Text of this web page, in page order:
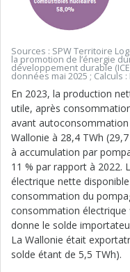
Sources : SPW Territoire
la promotion de l’énergie
développement durable
données mai 2025 ; Calculs :
En 2023, la production
utile, après
avant autoconsommation
Wallonie à 28,4 TWh
à accumulation par
11 % par rapport à 2022.
électrique nette
consommation du
consommation électrique
donne le solde
La Wallonie était
solde étant de 5,5 TWh).